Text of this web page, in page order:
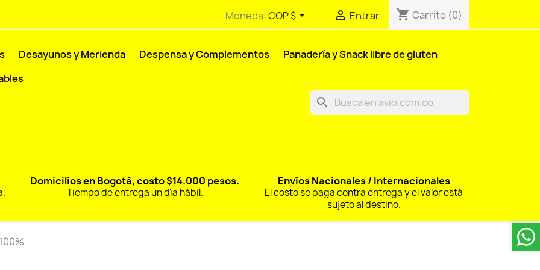
Moneda:COP $  Entrar shopping_cart Carrito (0)
Desayunos y Merienda Despensa y Complementos
Panadería y Snack libre de gluten
search
Domicilios en Bogotá, costo $14.000 pesos.
Tiempo de entrega un día hábil.
Envíos Nacionales / Internacionales
El costo se paga contra entrega y el valor está
sujeto al destino.